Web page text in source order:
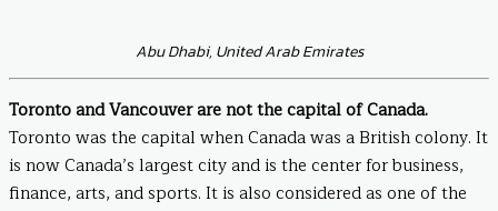
Abu Dhabi, United Arab Emirates
Toronto and Vancouver are not the capital of Canada.
Toronto was the capital when Canada was a British colony. It
is now Canada’s largest city and is the center for business,
finance, arts, and sports. It is also considered as one of the